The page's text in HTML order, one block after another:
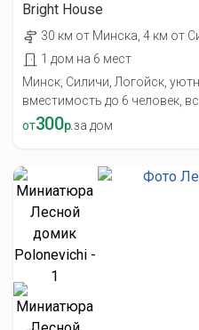
Bright House
30 км от Минска, 4 км от
1 дом на 6 мест
Минск, Силичи, Логойск,
вместимость до 6 человек,
от300р.за дом